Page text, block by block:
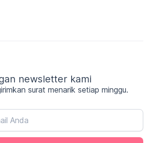
newsletter kami
surat menarik setiap minggu.